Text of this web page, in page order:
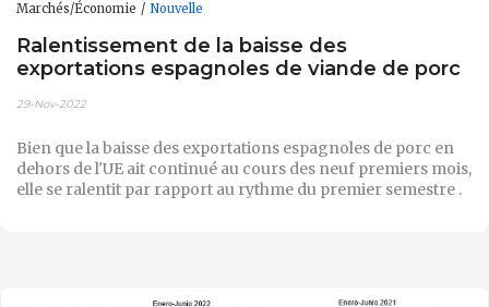
Marchés/Économie Nouvelle
Ralentissement de la baisse des
exportations espagnoles de viande de porc
29-Nov-2022
Bien que la baisse des exportations espagnoles de porc en
dehors de l'UE ait continué au cours des neuf premiers mois,
elle se ralentit par rapport au rythme du premier semestre .